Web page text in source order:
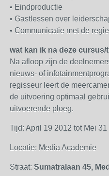
• Eindproductie
• Gastlessen over
• Communicatie met de
wat kan ik na deze cursus/
Na afloop zijn de
nieuws- of
regisseur leert de
de uitvoering optimaal
uitvoerende ploeg.
Tijd: April 19 2012 tot Mei 31
Locatie: Media Academie
Straat: Sumatralaan 45,